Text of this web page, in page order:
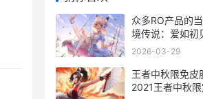
众多RO产品的
境传说：爱如初
何脱颖而出的
2026-03-29
王者中秋限免皮
2021王者中秋